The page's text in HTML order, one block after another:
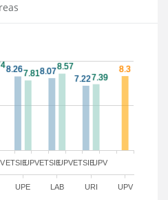
ETSIE ETSIE ETSIE
UPV UPV UPV
UPE LAB URI UPV